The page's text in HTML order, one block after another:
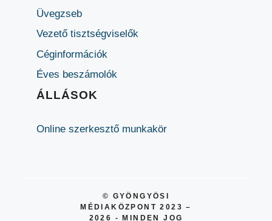
Üvegzseb
Vezető tisztségviselők
Céginformációk
Éves beszámolók
ÁLLÁSOK
Online szerkesztő munkakör
© GYÖNGYÖSI
MÉDIAKÖZPONT 2023 –
2026 - MINDEN JOG